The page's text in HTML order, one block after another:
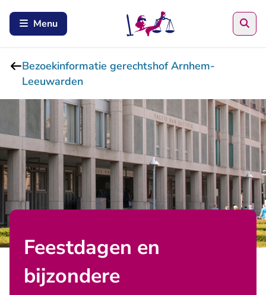
Menu
Bezoekinformatie gerechtshof Arnhem-
Leeuwarden
Feestdagen en
bijzondere